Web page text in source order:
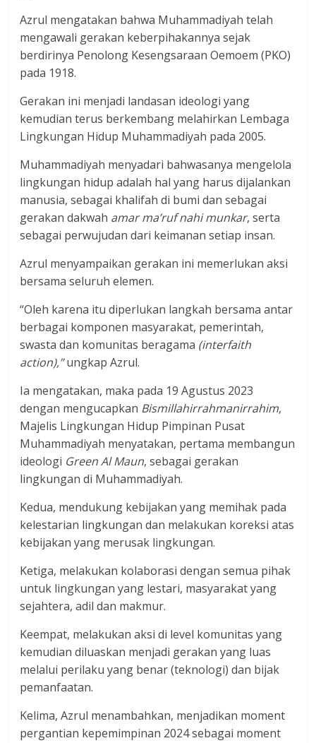
Azrul mengatakan bahwa Muhammadiyah telah
mengawali gerakan keberpihakannya sejak
berdirinya Penolong Kesengsaraan Oemoem (PKO)
pada 1918.
Gerakan ini menjadi landasan ideologi yang
kemudian terus berkembang melahirkan Lembaga
Lingkungan Hidup Muhammadiyah pada 2005.
Muhammadiyah menyadari bahwasanya mengelola
lingkungan hidup adalah hal yang harus dijalankan
manusia, sebagai khalifah di bumi dan sebagai
gerakan dakwah amar ma’ruf nahi munkar, serta
sebagai perwujudan dari keimanan setiap insan.
Azrul menyampaikan gerakan ini memerlukan aksi
bersama seluruh elemen.
“Oleh karena itu diperlukan langkah bersama antar
berbagai komponen masyarakat, pemerintah,
swasta dan komunitas beragama (interfaith
action),”ungkap Azrul.
Ia mengatakan, maka pada 19 Agustus 2023
dengan mengucapkan Bismillahirrahmanirrahim,
Majelis Lingkungan Hidup Pimpinan Pusat
Muhammadiyah menyatakan, pertama membangun
ideologi Green Al Maun, sebagai gerakan
lingkungan di Muhammadiyah.
Kedua, mendukung kebijakan yang memihak pada
kelestarian lingkungan dan melakukan koreksi atas
kebijakan yang merusak lingkungan.
Ketiga, melakukan kolaborasi dengan semua pihak
untuk lingkungan yang lestari, masyarakat yang
sejahtera, adil dan makmur.
Keempat, melakukan aksi di level komunitas yang
kemudian diluaskan menjadi gerakan yang luas
melalui perilaku yang benar (teknologi) dan bijak
pemanfaatan.
Kelima, Azrul menambahkan, menjadikan moment
pergantian kepemimpinan 2024 sebagai moment